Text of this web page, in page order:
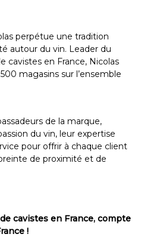
perpétue une tradition
autour du vin. Leader du
cavistes en France, Nicolas
magasins sur l’ensemble
de la marque,
du vin, leur expertise
pour offrir à chaque client
de proximité et de
cavistes en France, compte
!